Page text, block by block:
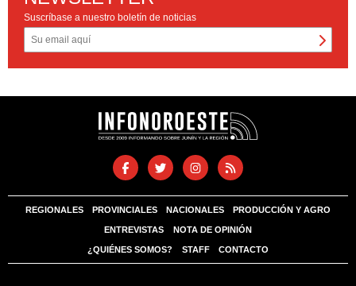
Suscríbase a nuestro boletín de noticias
REGIONALES PROVINCIALES NACIONALES PRODUCCIÓN Y AGRO
ENTREVISTAS NOTA DE OPINIÓN
¿QUIÉNES SOMOS? STAFF CONTACTO